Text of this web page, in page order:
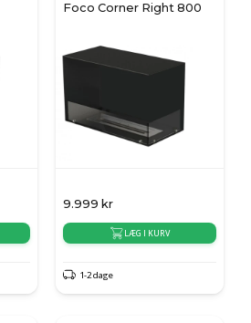
Foco Corner Right 800
9.999 kr
LÆG I KURV
1-2 dage